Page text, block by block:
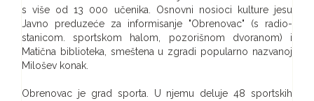
s više od 13 000 učenika. Osnovni nosioci kulture jesu
Javno preduzeće za informisanje "Obrenovac" (s radio-
stanicom. sportskom halom, pozorišnom dvoranom) i
Matična biblioteka, smeštena u zgradi popularno nazvanoj
Milošev konak.
Obrenovac je grad sporta. U njemu deluje 48 sportskih